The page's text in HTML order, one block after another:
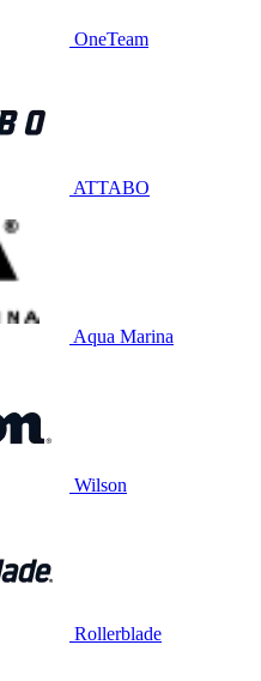
OneTeam
ATTABO
Aqua Marina
Wilson
Rollerblade